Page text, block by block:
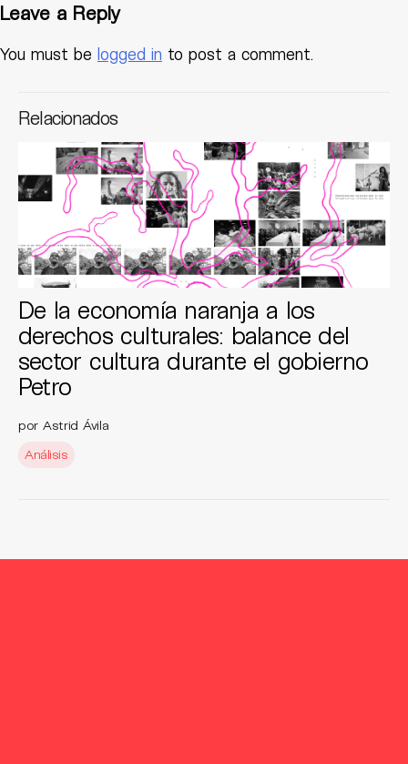
Leave a Reply
You must be logged in to post a comment.
Relacionados
De la economía naranja a los
derechos culturales: balance del
sector cultura durante el gobierno
Petro
por Astrid Ávila
Análisis